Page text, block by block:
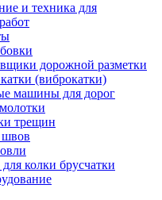
и техника для
дорожной разметки
(виброкатки)
машины для дорог
трещин
швов
колки брусчатки